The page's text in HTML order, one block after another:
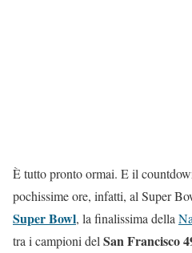
È tutto pronto ormai. E il
pochissime ore, infatti, al Super
Super Bowl, la finalissima della
tra i campioni del San Francisco